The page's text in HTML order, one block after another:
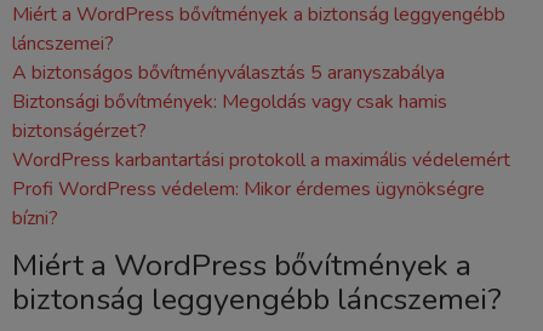
Miért a WordPress bővítmények a biztonság leggyengébb
láncszemei?
A biztonságos bővítményválasztás 5 aranyszabálya
Biztonsági bővítmények: Megoldás vagy csak hamis
biztonságérzet?
WordPress karbantartási protokoll a maximális védelemért
Profi WordPress védelem: Mikor érdemes ügynökségre
bízni?
Miért a WordPress bővítmények a
biztonság leggyengébb láncszemei?